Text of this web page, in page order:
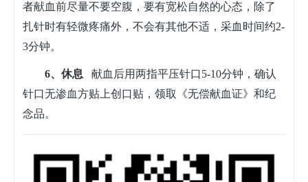
者献血前尽量不要空腹，要有宽松自然的心态，除了
扎针时有轻微疼痛外，不会有其他不适，采血时间约2-
3分钟。
6、休息
献血后用两指平压针口5-10分钟，确认
针口无渗血方贴上创口贴，领取《无偿献血证》和纪
念品。